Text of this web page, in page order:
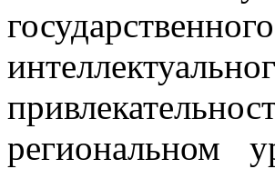
региональном